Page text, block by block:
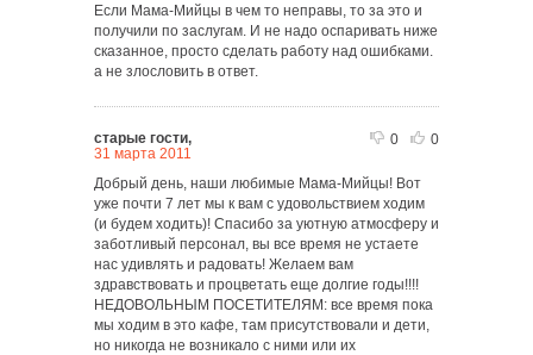
Если Мама-Мийцы в чем то неправы, то за это и
получили по заслугам. И не надо оспаривать ниже
сказанное, просто сделать работу над ошибками.
а не злословить в ответ.
0 0
старые гости,
31 марта 2011
Добрый день, наши любимые Мама-Мийцы! Вот
уже почти 7 лет мы к вам с удовольствием ходим
(и будем ходить)! Спасибо за уютную атмосферу и
заботливый персонал, вы все время не устаете
нас удивлять и радовать! Желаем вам
здравствовать и процветать еще долгие годы!!!!
НЕДОВОЛЬНЫМ ПОСЕТИТЕЛЯМ: все время пока
мы ходим в это кафе, там присутствовали и дети,
но никогда не возникало с ними или их